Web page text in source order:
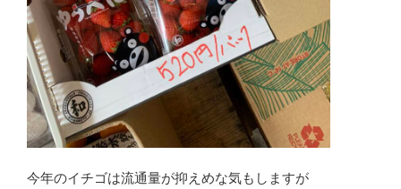
今年のイチゴは流通量が抑えめな気もしますが